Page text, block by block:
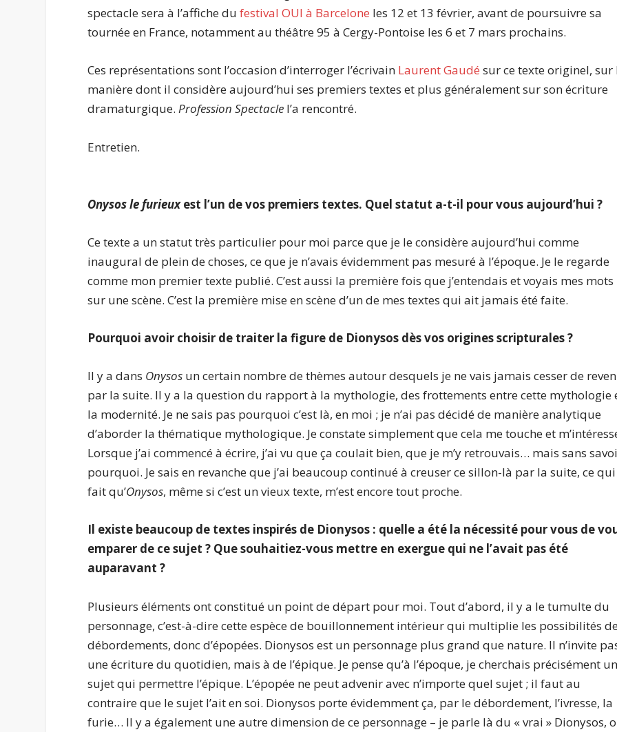
spectacle sera à l’affiche dufestival OUI à Barcelone les 12 et 13 février, avant de poursuivre sa
tournée en France, notamment au théâtre 95 à Cergy-Pontoise les 6 et 7 mars prochains.
Ces représentations sont l’occasion d’interroger l’écrivain Laurent Gaudé sur ce texte originel, sur
manière dont il considère aujourd’hui ses premiers textes et plus généralement sur son écriture
dramaturgique.Profession Spectacle l’a rencontré.
Entretien.
Onysos le furieuxest l’un de vos premiers textes. Quel statut a-t-il pour vous aujourd’hui ?
Ce texte a un statut très particulier pour moi parce que je le considère aujourd’hui comme
inaugural de plein de choses, ce que je n’avais évidemment pas mesuré à l’époque. Je le regarde
comme mon premier texte publié. C’est aussi la première fois que j’entendais et voyais mes mots
sur une scène. C’est la première mise en scène d’un de mes textes qui ait jamais été faite.
Pourquoi avoir choisir de traiter la figure de Dionysos dès vos origines scripturales ?
Il y a dans Onysos un certain nombre de thèmes autour desquels je ne vais jamais cesser de
par la suite. Il y a la question du rapport à la mythologie, des frottements entre cette mythologie
la modernité. Je ne sais pas pourquoi c’est là, en moi ; je n’ai pas décidé de manière analytique
d’aborder la thématique mythologique. Je constate simplement que cela me touche et
Lorsque j’ai commencé à écrire, j’ai vu que ça coulait bien, que je m’y retrouvais… mais sans
pourquoi. Je sais en revanche que j’ai beaucoup continué à creuser ce sillon-là par la suite, ce qui
fait qu’Onysos, même si c’est un vieux texte, m’est encore tout proche.
Il existe beaucoup de textes inspirés de Dionysos : quelle a été la nécessité pour vous de
emparer de ce sujet ? Que souhaitiez-vous mettre en exergue qui ne l’avait pas été
auparavant ?
Plusieurs éléments ont constitué un point de départ pour moi. Tout d’abord, il y a le tumulte du
personnage, c’est-à-dire cette espèce de bouillonnement intérieur qui multiplie les possibilités de
débordements, donc d’épopées. Dionysos est un personnage plus grand que nature. Il n’invite
une écriture du quotidien, mais à de l’épique. Je pense qu’à l’époque, je cherchais précisément un
sujet qui permettre l’épique. L’épopée ne peut advenir avec n’importe quel sujet ; il faut au
contraire que le sujet l’ait en soi. Dionysos porte évidemment ça, par le débordement, l’ivresse, la
furie… Il y a également une autre dimension de ce personnage – je parle là du « vrai » Dionysos,